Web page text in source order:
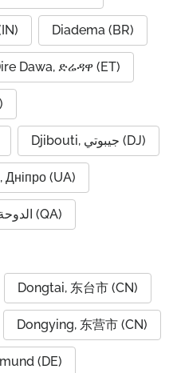
Diadema (BR)
Dawa, ድሬዳዋ (ET)
Djibouti, جيبوتي (DJ)
Дніпро (UA)
Doha, الدوحة (QA)
Dongtai, 东台市 (CN)
Dongying, 东营市 (CN)
(DE)